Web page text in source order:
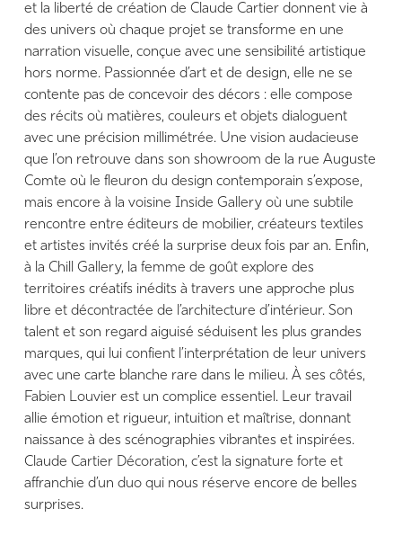
et la liberté de création de Claude Cartier donnent vie à
des univers où chaque projet se transforme en une
narration visuelle, conçue avec une sensibilité artistique
hors norme. Passionnée d’art et de design, elle ne se
contente pas de concevoir des décors : elle compose
des récits où matières, couleurs et objets dialoguent
avec une précision millimétrée. Une vision audacieuse
que l’on retrouve dans son showroom de la rue Auguste
Comte où le fleuron du design contemporain s’expose,
mais encore à la voisine Inside Gallery où une subtile
rencontre entre éditeurs de mobilier, créateurs textiles
et artistes invités créé la surprise deux fois par an. Enfin,
à la Chill Gallery, la femme de goût explore des
territoires créatifs inédits à travers une approche plus
libre et décontractée de l’architecture d’intérieur. Son
talent et son regard aiguisé séduisent les plus grandes
marques, qui lui confient l’interprétation de leur univers
avec une carte blanche rare dans le milieu. À ses côtés,
Fabien Louvier est un complice essentiel. Leur travail
allie émotion et rigueur, intuition et maîtrise, donnant
naissance à des scénographies vibrantes et inspirées.
Claude Cartier Décoration, c’est la signature forte et
affranchie d’un duo qui nous réserve encore de belles
surprises.